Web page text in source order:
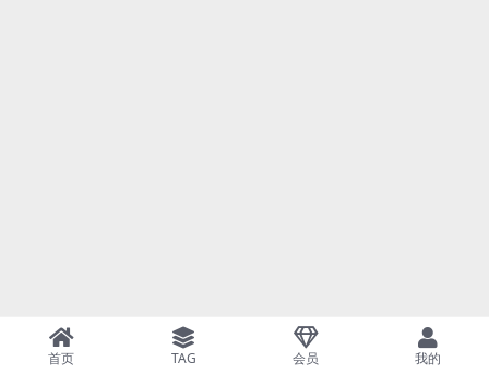
首页 TAG 会员 我的